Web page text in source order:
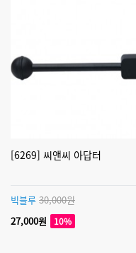
[6269] 씨앤씨 아답터
빅블루 30,000원
27,000원
10%